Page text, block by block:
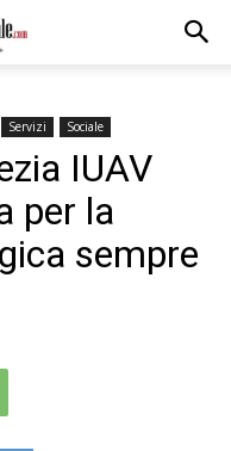
Servizi Sociale
IUAV
per la
sempre